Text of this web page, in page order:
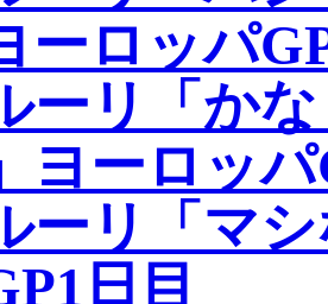
ーロッパ
ーリ「か
ヨーロッ
ーリ「マ
日目